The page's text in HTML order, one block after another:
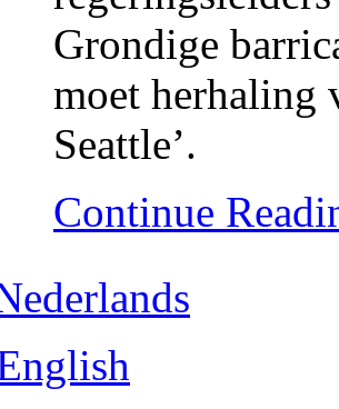
Grondige
moet herhaling
Seattle’.
Continue